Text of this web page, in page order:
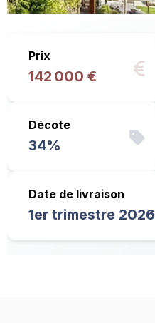
Prix
142 000 €
Décote
34%
Date de livraison
1er trimestre 2026